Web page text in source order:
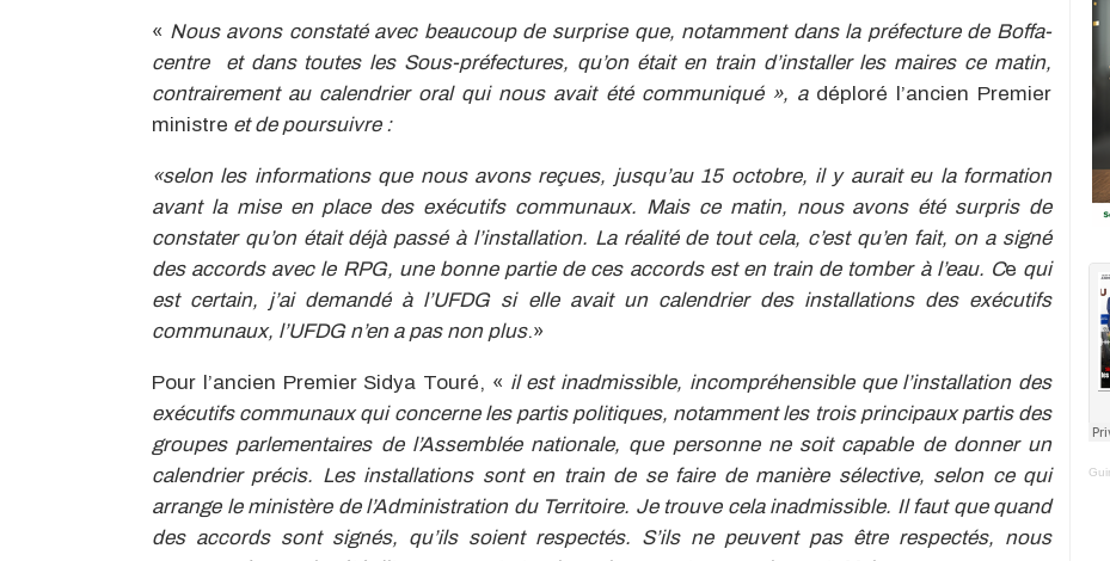
« Nous avons constaté avec beaucoup de surprise que, notamment dans la préfecture de Boffa-
centre et dans toutes les Sous-préfectures, qu’on était en train d’installer les maires ce matin,
contrairement au calendrier oral qui nous avait été communiqué », a déploré l’ancien Premier
ministre et de poursuivre :
«selon les informations que nous avons reçues, jusqu’au 15 octobre, il y aurait eu la formation
avant la mise en place des exécutifs communaux. Mais ce matin, nous avons été surpris de
constater qu’on était déjà passé à l’installation. La réalité de tout cela, c’est qu’en fait, on a signé
des accords avec le RPG, une bonne partie de ces accords est en train de tomber à l’eau. Ce qui
est certain, j’ai demandé à l’UFDG si elle avait un calendrier des installations des exécutifs
communaux, l’UFDG n’en a pas non plus.»
Pour l’ancien Premier Sidya Touré, « il est inadmissible, incompréhensible que l’installation des
exécutifs communaux qui concerne les partis politiques, notamment les trois principaux partis des
groupes parlementaires de l’Assemblée nationale, que personne ne soit capable de donner un
calendrier précis. Les installations sont en train de se faire de manière sélective, selon ce qui
arrange le ministère de l’Administration du Territoire. Je trouve cela inadmissible. Il faut que quand
des accords sont signés, qu’ils soient respectés. S’ils ne peuvent pas être respectés, nous